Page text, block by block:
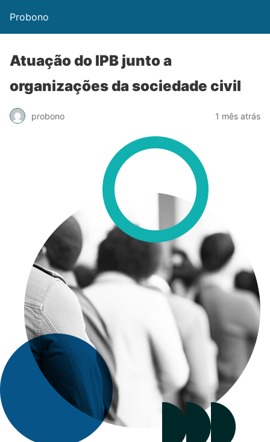
Probono
Atuação do IPB junto a
organizações da sociedade civil
probono 1 mês atrás